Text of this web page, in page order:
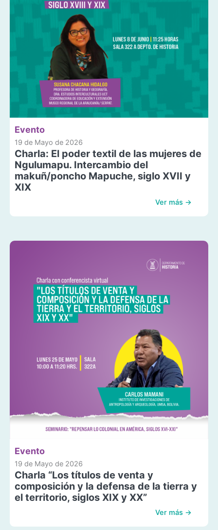
Evento
19 de Mayo de 2026
Charla: El poder textil de las mujeres de
Ngulumapu. Intercambio del
makuñ/poncho Mapuche, siglo XVII y
XIX
Ver más →
Evento
19 de Mayo de 2026
Charla “Los títulos de venta y
composición y la defensa de la tierra y
el territorio, siglos XIX y XX”
Ver más →